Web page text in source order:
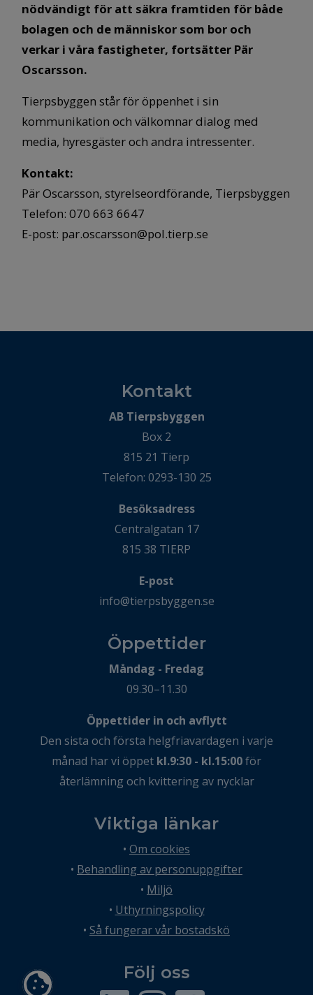
nödvändigt för att säkra framtiden för både
bolagen och de människor som bor och
verkar i våra fastigheter, fortsätter Pär
Oscarsson.
Tierpsbyggen står för öppenhet i sin
kommunikation och välkomnar dialog med
media, hyresgäster och andra intressenter.
Kontakt:
Pär Oscarsson, styrelseordförande, Tierpsbyggen
Telefon: 070 663 6647
E-post: par.oscarsson@pol.tierp.se
Kontakt
AB Tierpsbyggen
Box 2
815 21 Tierp
Telefon: 0293-130 25
Besöksadress
Centralgatan 17
815 38 TIERP
E-post
info@tierpsbyggen.se
Öppettider
Måndag - Fredag
09.30–11.30
Öppettider in och avflytt
Den sista och första helgfriavardagen i varje
månad har vi öppet kl.9:30 - kl.15:00för
återlämning och kvittering av nycklar
Viktiga länkar
• Om cookies
• Behandling av personuppgifter
• Miljö
• Uthyrningspolicy
• Så fungerar vår bostadskö
Följ oss